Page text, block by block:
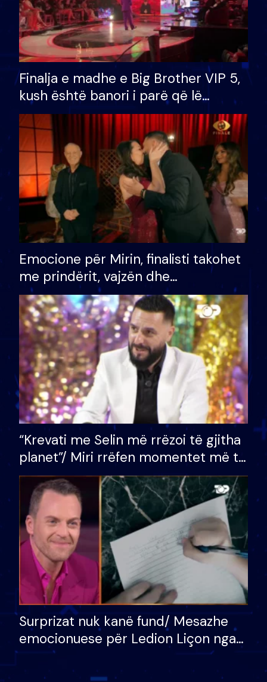
Finalja e madhe e Big Brother VIP 5,
kush është banori i parë që lë
shtëpinë dhe humb mundësinë për
të fituar çmimin e madh
Emocione për Mirin, finalisti takohet
me prindërit, vajzën dhe
bashkëshorten: S’kemi ndonjë letër
divorci apo jo?
“Krevati me Selin më rrëzoi të gjitha
planet”/ Miri rrëfen momentet më të
bukura në shtëpinë e BB VIP: Do më
mungojë zilja e mëngjesit kur…
Surprizat nuk kanë fund/ Mesazhe
emocionuese për Ledion Liçon nga
nëna dhe fëmijët e tij, moderatori
nuk i mban dot lotët: Nuk meritoj…